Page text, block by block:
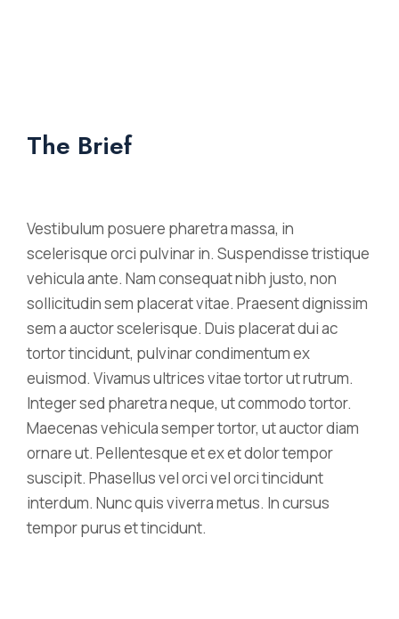
The Brief
Vestibulum posuere pharetra massa, in
scelerisque orci pulvinar in. Suspendisse tristique
vehicula ante. Nam consequat nibh justo, non
sollicitudin sem placerat vitae. Praesent dignissim
sem a auctor scelerisque. Duis placerat dui ac
tortor tincidunt, pulvinar condimentum ex
euismod. Vivamus ultrices vitae tortor ut rutrum.
Integer sed pharetra neque, ut commodo tortor.
Maecenas vehicula semper tortor, ut auctor diam
ornare ut. Pellentesque et ex et dolor tempor
suscipit. Phasellus vel orci vel orci tincidunt
interdum. Nunc quis viverra metus. In cursus
tempor purus et tincidunt.